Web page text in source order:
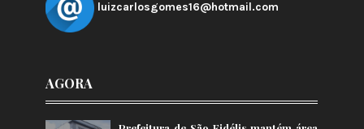
luizcarlosgomes16@hotmail.com
AGORA